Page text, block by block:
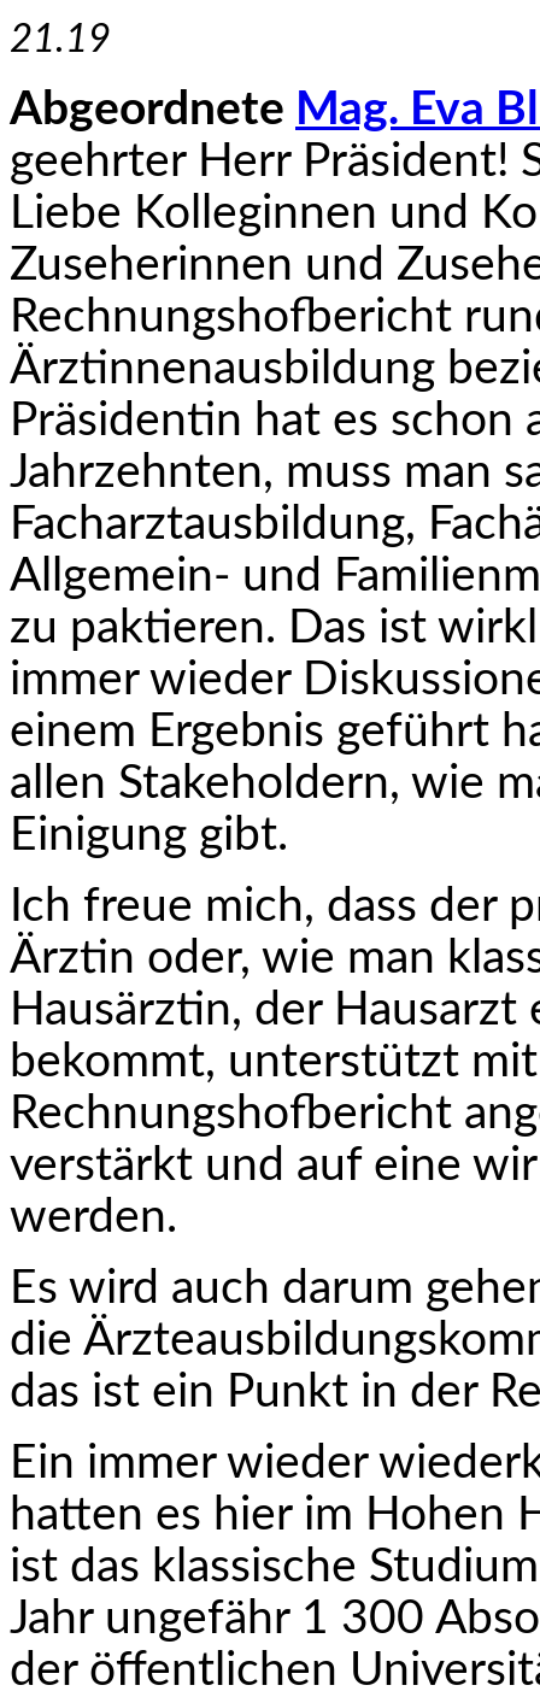
21.19
Abgeordnete Mag. Eva
geehrter Herr Präsident!
Liebe Kolleginnen und
Zuseherinnen und
Rechnungshofbericht
Ärztinnenausbildung
Präsidentin hat es schon
Jahrzehnten, muss man
Facharztausbildung,
Allgemein- und
zu paktieren. Das ist
immer wieder
einem Ergebnis geführt
allen Stakeholdern, wie
Einigung gibt.
Ich freue mich, dass der
Ärztin oder, wie man
Hausärztin, der Hausarzt
bekommt, unterstützt
Rechnungshofbericht
verstärkt und auf eine
werden.
Es wird auch darum
die
das ist ein Punkt in der
Ein immer wieder
hatten es hier im Hohen
ist das klassische
Jahr ungefähr 1 300
der öffentlichen